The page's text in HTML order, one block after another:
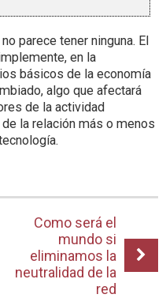
parece tener ninguna. El
en la
básicos de la economía
algo que afectará
de la actividad
la relación más o menos
Como será el
mundo si
eliminamos la
neutralidad de la
red